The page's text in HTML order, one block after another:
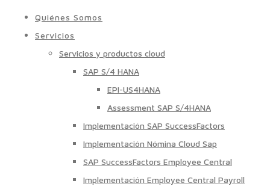
Quiénes Somos
Servicios
Servicios y productos cloud
SAP S/4 HANA
EPI-US4HANA
Assessment SAP S/4HANA
Implementación SAP SuccessFactors
Implementación Nómina Cloud Sap
SAP SuccessFactors Employee Central
Implementación Employee Central Payroll